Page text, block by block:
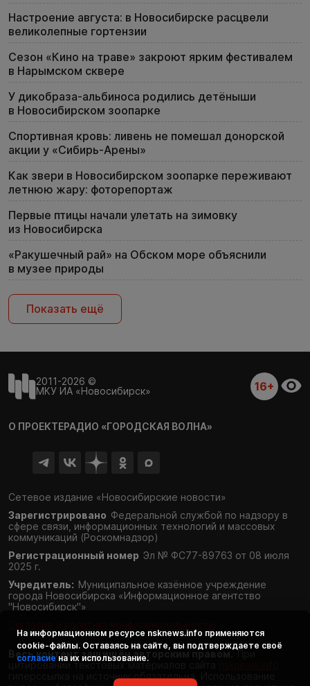
Настроение августа: в Новосибирске расцвели
великолепные гортензии
Сезон «Кино на траве» закроют ярким фестивалем
в Нарымском сквере
У дикобраза-альбиноса родились детёныши
в Новосибирском зоопарке
Спортивная кровь: ливень не помешал донорской
акции у «Сибирь-Арены»
Как звери в Новосибирском зоопарке переживают
летнюю жару: фоторепортаж
Первые птицы начали улетать на зимовку
из Новосибирска
«Ракушечный рай» на Обском море объяснили
в музее природы
Показать ещё
2011-2026 ©
МКУ ИА «Новосибирск»
16+
О ПРОЕКТЕРАДИО «ГОРОДСКАЯ ВОЛНА»
Сетевое издание «Новосибирские новости»
Зарегистрировано Федеральной службой по надзору в
сфере связи, информационных технологий и массовых
коммуникаций (Роскомнадзор)
Регистрационный номер Эл № ФС77-89763 от 08 июля
2025 г.
Учредитель: Муниципальное казённое учреждение
города Новосибирска «Информационное агентство
"Новосибирск"»
Весь контент защищён авторским правом. При
цитировании текстовых материалов сайта
гиперссылка на источник обязательна. Использование
На информационном ресурсе nsknews.info применяются
cookie-файлы. Оставаясь на сайте, вы подтверждаете своё
согласие на их использование.